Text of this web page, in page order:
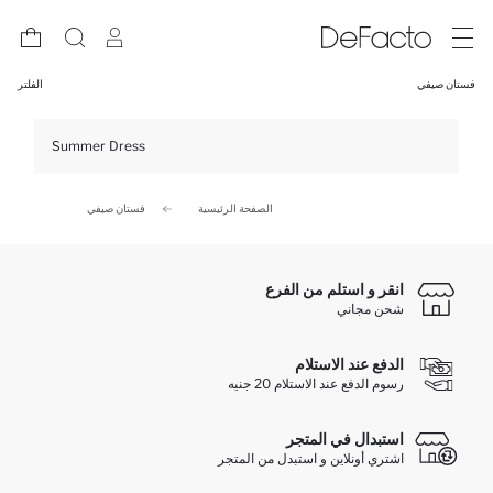
فستان صيفي الفلتر
Summer Dress
الصفحة الرئيسية فستان صيفي
انقر و استلم من الفرع
شحن مجاني
الدفع عند الاستلام
رسوم الدفع عند الاستلام 20 جنيه
استبدال في المتجر
اشتري أونلاين و استبدل من المتجر